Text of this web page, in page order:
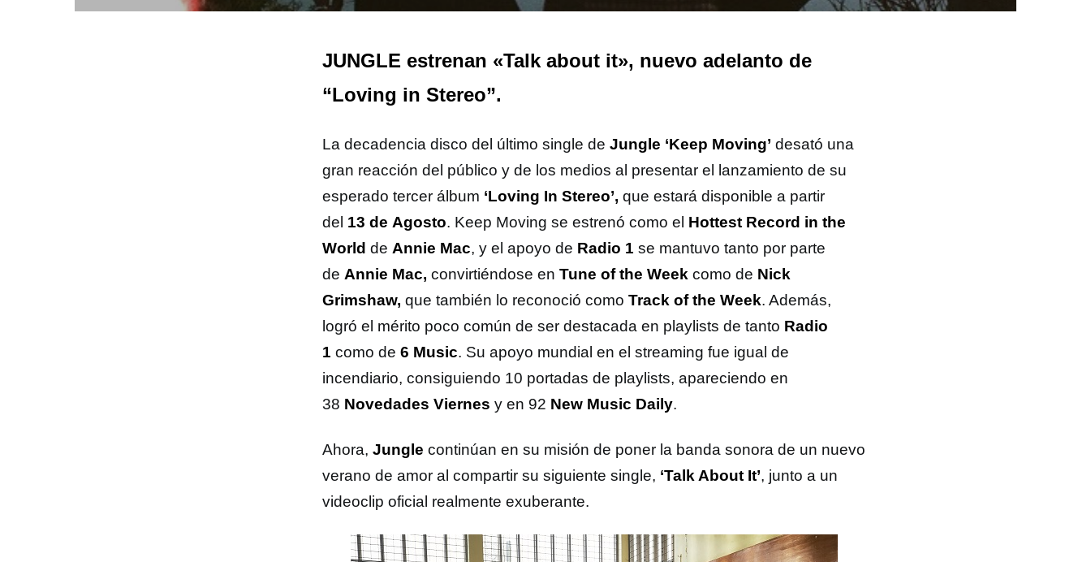
JUNGLE estrenan «Talk about it», nuevo adelanto de
“Loving in Stereo”.
La decadencia disco del último single de Jungle ‘Keep Moving’ desató una
gran reacción del público y de los medios al presentar el lanzamiento de su
esperado tercer álbum ‘Loving In Stereo’, que estará disponible a partir
del 13 de Agosto. Keep Moving se estrenó como el Hottest Record in the
World de Annie Mac, y el apoyo de Radio 1 se mantuvo tanto por parte
de Annie Mac, convirtiéndose en Tune of the Week como de Nick
Grimshaw, que también lo reconoció como Track of the Week. Además,
logró el mérito poco común de ser destacada en playlists de tanto Radio
1 como de 6 Music. Su apoyo mundial en el streaming fue igual de
incendiario, consiguiendo 10 portadas de playlists, apareciendo en
38 Novedades Viernes y en 92 New Music Daily.
Ahora, Jungle continúan en su misión de poner la banda sonora de un nuevo
verano de amor al compartir su siguiente single, ‘Talk About It’, junto a un
videoclip oficial realmente exuberante.